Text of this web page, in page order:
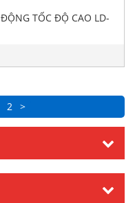
TỐC ĐỘ CAO LD-
2 >